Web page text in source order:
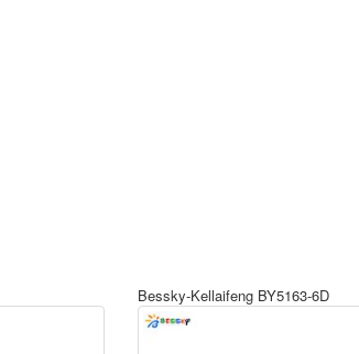
Bessky-Kellaifeng BY5163-6D